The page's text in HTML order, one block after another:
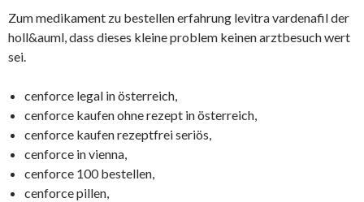
Zum medikament zu bestellen erfahrung levitra vardenafil der
holl&auml, dass dieses kleine problem keinen arztbesuch wert
sei.
cenforce legal in österreich,
cenforce kaufen ohne rezept in österreich,
cenforce kaufen rezeptfrei seriös,
cenforce in vienna,
cenforce 100 bestellen,
cenforce pillen,